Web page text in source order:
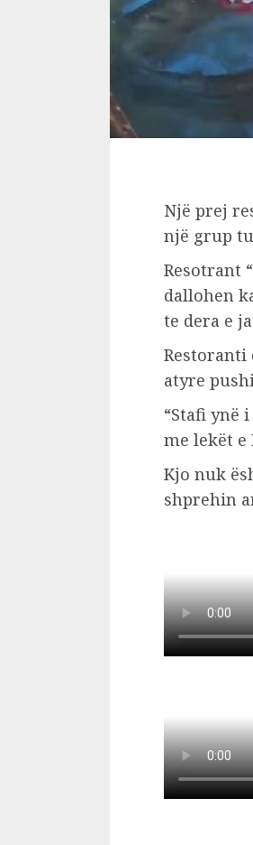
Një prej
një grup
Resotrant
dallohen
te dera e
atyre
“Stafi ynë
me lekët e
Kjo nuk
shprehin